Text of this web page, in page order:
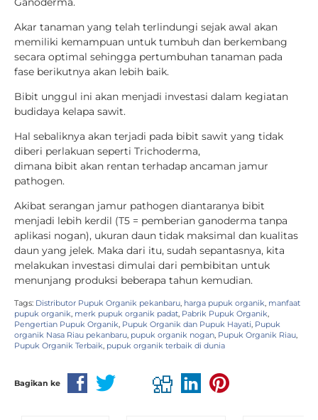
Akar tanaman yang telah terlindungi sejak awal akan
memiliki kemampuan untuk tumbuh dan berkembang
secara optimal sehingga pertumbuhan tanaman pada
fase berikutnya akan lebih baik.
Bibit unggul ini akan menjadi investasi dalam kegiatan
budidaya kelapa sawit.
Hal sebaliknya akan terjadi pada bibit sawit yang tidak
diberi perlakuan seperti Trichoderma,
dimana bibit akan rentan terhadap ancaman jamur
pathogen.
Akibat serangan jamur pathogen diantaranya bibit
menjadi lebih kerdil (T5 = pemberian ganoderma tanpa
aplikasi nogan), ukuran daun tidak maksimal dan kualitas
daun yang jelek. Maka dari itu, sudah sepantasnya, kita
melakukan investasi dimulai dari pembibitan untuk
menunjang produksi beberapa tahun kemudian.
Tags: Distributor Pupuk Organik pekanbaru harga pupuk organik manfaat
pupuk organik merk pupuk organik padat Pabrik Pupuk Organik
Pengertian Pupuk Organik Pupuk Organik dan Pupuk Hayati Pupuk
organik Nasa Riau pekanbaru pupuk organik nogan Pupuk Organik Riau
Pupuk Organik Terbaik pupuk organik terbaik di dunia
Bagikan ke